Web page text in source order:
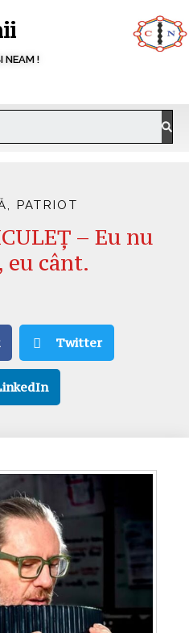
NEAM !
, PATRIOT
– Eu nu
cânt.
Twitter